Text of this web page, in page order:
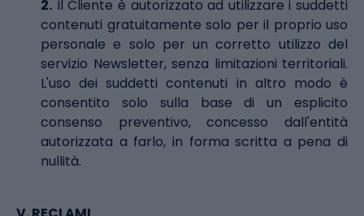
2. Il Cliente è autorizzato ad utilizzare i suddetti
contenuti gratuitamente solo per il proprio uso
personale e solo per un corretto utilizzo del
servizio Newsletter, senza limitazioni territoriali.
L'uso dei suddetti contenuti in altro modo è
consentito solo sulla base di un esplicito
consenso preventivo, concesso dall'entità
autorizzata a farlo, in forma scritta a pena di
nullità.